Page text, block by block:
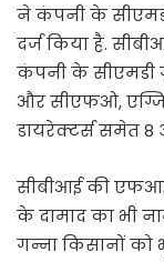
ने कंपनी के
दर्ज किया है.
कंपनी के सीएमडी
और सीएफओ,
डायरेक्टर्स समेत
सीबीआई की
के दामाद का भी
गन्ना किसानों को